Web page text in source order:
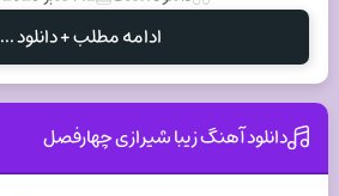
ادامه مطلب + دانلود ...
دانلود آهنگ زیبا شیرازی چهارفصل